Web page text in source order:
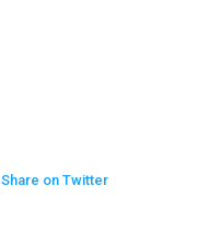
Share on Twitter